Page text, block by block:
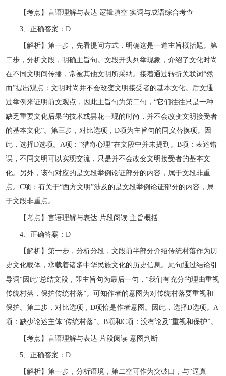
【考点】言语理解与表达 逻辑填空 实词与成语综合考查
3、正确答案：D
【解析】第一步，先看提问方式，明确这是一道主旨概括题。第
二步，分析文段，明确主旨句。文段开头列举现象，介绍了文化时尚
在不同文明间传播，常被其他文明所采纳。接着通过转折关联词“然
而”提出观点：文明时尚并不会改变文明接受者的基本文化。后文通
过举例来证明前文观点，因此主旨句为第二句，“它们往往只是一种
缺乏重要文化后果的技术或昙花一现的时尚，并不会改变文明接受者
的基本文化”。第三步，对比选项，D项为主旨句的同义替换项。因
此，选择D选项。A项：“猎奇心理”在文段中并未提到。B项：表述错
误，不同文明可以实现交流，只是并不会改变文明接受者的基本文
化。另外，该句对应的是文段举例论证部分的内容，属于文段非重
点。C项：有关于“西方文明”涉及的是文段举例论证部分的内容，属
于文段非重点。
【考点】言语理解与表达 片段阅读 主旨概括
4、正确答案：D
【解析】第一步，分析分段，文段前半部分介绍传统村落作为历
史文化载体，承载着诸多中华民族文化的历史信息。尾句通过结论引
导词“因此”总结文段，即主旨句为最后一句，“我们有充分的理由重视
传统村落，保护传统村落”。可知作者的意图为对传统村落要重视和
保护。第二步，对比选项，D项恰是作者意图。因此，选择D选项。A
项：缺少论述主体“传统村落”。B项和C项：没有论及“重视和保护”。
【考点】言语理解与表达 片段阅读 意图判断
5、正确答案：D
【解析】第一步，分析语境，第二空可作为突破口，与“逼真